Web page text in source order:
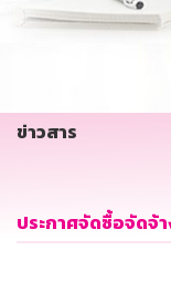
อื่นๆ
ข่าวสาร
ประกาศจัดซื้อจัดจ้